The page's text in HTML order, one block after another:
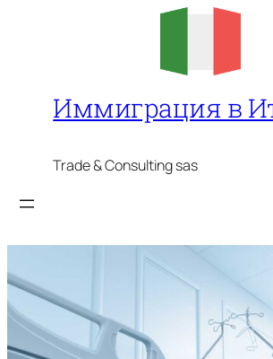
Иммиграция в
Trade & Consulting sas